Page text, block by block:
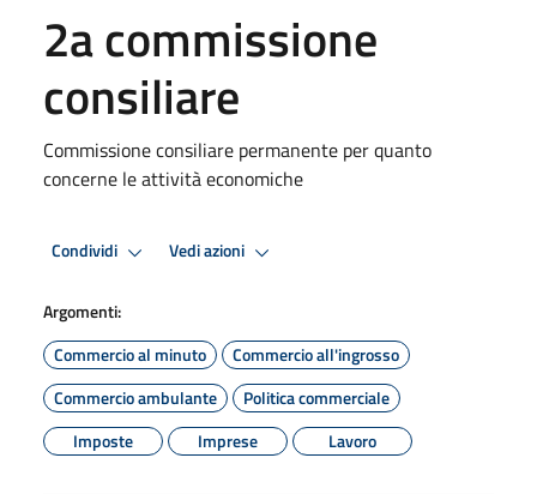
2a commissione
consiliare
Commissione consiliare permanente per quanto
concerne le attività economiche
Condividi Vedi azioni
Argomenti:
Commercio al minuto
Commercio all'ingrosso
Commercio ambulante
Politica commerciale
Imposte
Imprese Lavoro